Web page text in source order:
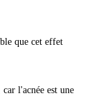
que cet effet
l'acnée est une